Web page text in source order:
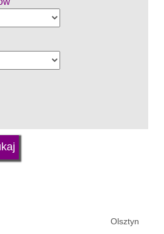
Olsztyn